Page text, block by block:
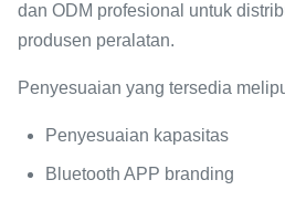
dan ODM profesional untuk
produsen peralatan.
Penyesuaian yang tersedia
Penyesuaian kapasitas
Bluetooth APP branding